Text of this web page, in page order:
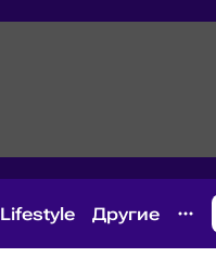
Lifestyle Другие